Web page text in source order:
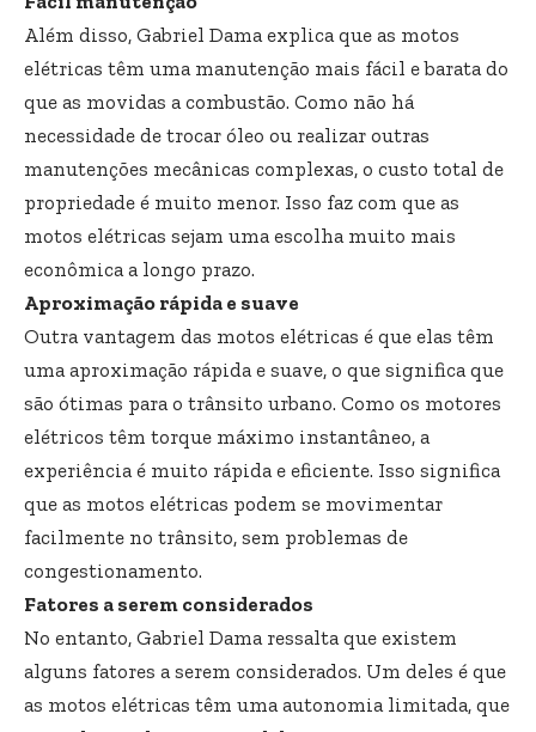
Além disso, Gabriel Dama explica que as motos
elétricas têm uma manutenção mais fácil e barata do
que as movidas a combustão. Como não há
necessidade de trocar óleo ou realizar outras
manutenções mecânicas complexas, o custo total de
propriedade é muito menor. Isso faz com que as
motos elétricas sejam uma escolha muito mais
econômica a longo prazo.
Aproximação rápida e suave
Outra vantagem das motos elétricas é que elas têm
uma aproximação rápida e suave, o que significa que
são ótimas para o trânsito urbano. Como os motores
elétricos têm torque máximo instantâneo, a
experiência é muito rápida e eficiente. Isso significa
que as motos elétricas podem se movimentar
facilmente no trânsito, sem problemas de
congestionamento.
Fatores a serem considerados
No entanto, Gabriel Dama ressalta que existem
alguns fatores a serem considerados. Um deles é que
as motos elétricas têm uma autonomia limitada, que